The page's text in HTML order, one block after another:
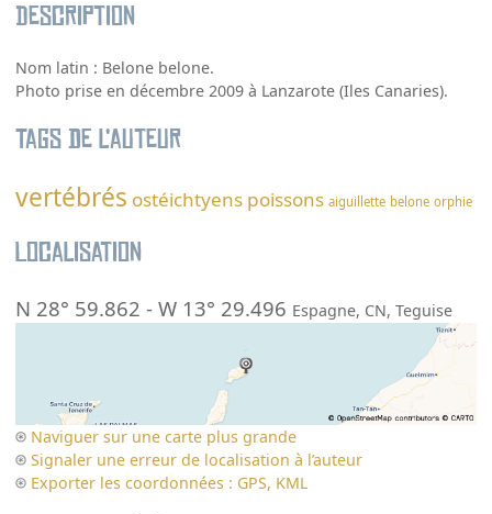
Description
Nom latin : Belone belone.
Photo prise en décembre 2009 à Lanzarote (Iles Canaries).
Tags de l’auteur
vertébrés ostéichtyens poissons aiguillette belone orphie
Localisation
N 28° 59.862 -W 13° 29.496 Espagne, CN,Teguise
Naviguer sur une carte plus grande
Signaler une erreur de localisation à l’auteur
Exporter les coordonnées : GPS, KML